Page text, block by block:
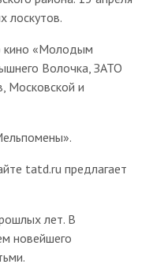
лоскутов.
кино «Молодым
Волочка, ЗАТО
Московской и
tatd.ru предлагает
лет. В
новейшего